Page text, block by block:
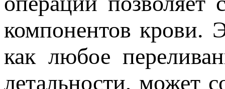
компонентов крови.
как любое
летальности, может